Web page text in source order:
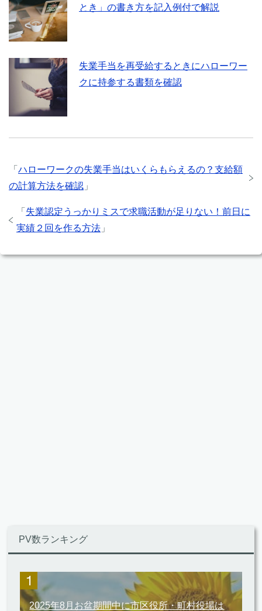
とき」の書き方を記入例付で解説
失業手当を再受給するときにハローワー
クに持参する書類を確認
「 ハローワークの失業手当はいくらもらえるの？支給額
の計算方法を確認 」
「 失業認定うっかりミスで求職活動が足りない！前日に
実績２回を作る方法 」
PV数ランキング
2025年8月お盆期間中に市区役所・町村役場は